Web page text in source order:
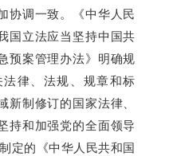
协调一致。《中华人民
国立法应当坚持中国共
预案管理办法》明确规
律、法规、规章和标
制修订的国家法律、
持和加强党的全面领导
定的《中华人民共和国